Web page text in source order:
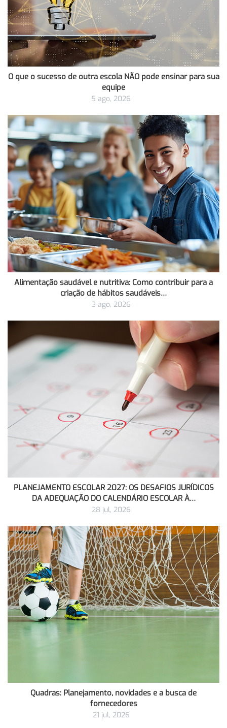
O que o sucesso de outra escola NÃO pode ensinar para sua
equipe
5 ago, 2026
Alimentação saudável e nutritiva: Como contribuir para a
criação de hábitos saudáveis…
3 ago, 2026
PLANEJAMENTO ESCOLAR 2027: OS DESAFIOS JURÍDICOS
DA ADEQUAÇÃO DO CALENDÁRIO ESCOLAR À…
28 jul, 2026
Quadras: Planejamento, novidades e a busca de
fornecedores
21 jul, 2026